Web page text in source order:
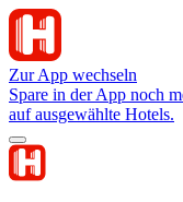
Zur App wechseln
Spare in der App noch
auf ausgewählte Hotels.